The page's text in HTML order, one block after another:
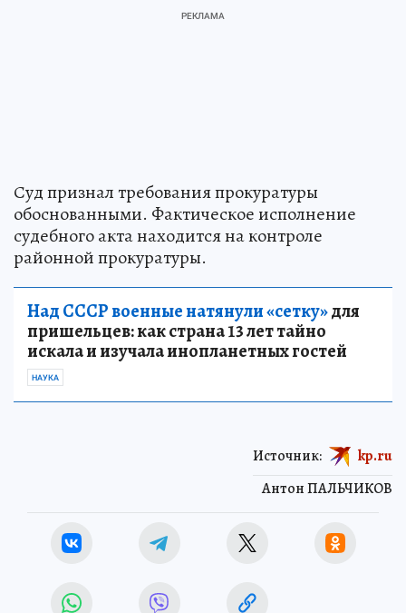
Суд признал требования прокуратуры
обоснованными. Фактическое исполнение
судебного акта находится на контроле
районной прокуратуры.
Над СССР военные натянули «сетку»для
пришельцев: как страна 13 лет тайно
искала и изучала инопланетных гостей
НАУКА
Антон ПАЛЬЧИКОВ
Источник: kp.ru